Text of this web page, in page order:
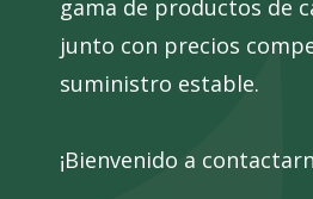
gama de productos de
junto con precios
suministro estable.
¡Bienvenido a